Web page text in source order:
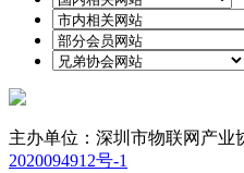
主办单位：深圳市物联网产
2020094912号-1